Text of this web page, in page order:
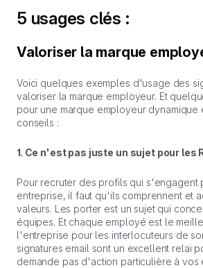
5 usages clés :
Valoriser la marque
Voici quelques exemples d'usage des
valoriser la marque employeur. Et
pour une marque employeur dynamique
conseils :
1. Ce n'est pas juste un sujet pour les
Pour recruter des profils qui s'engagent
entreprise, il faut qu'ils comprennent et
valeurs. Les porter est un sujet qui
équipes. Et chaque employé est le
l'entreprise pour les interlocuteurs de
signatures email sont un excellent relai
demande pas d'action particulière à vos